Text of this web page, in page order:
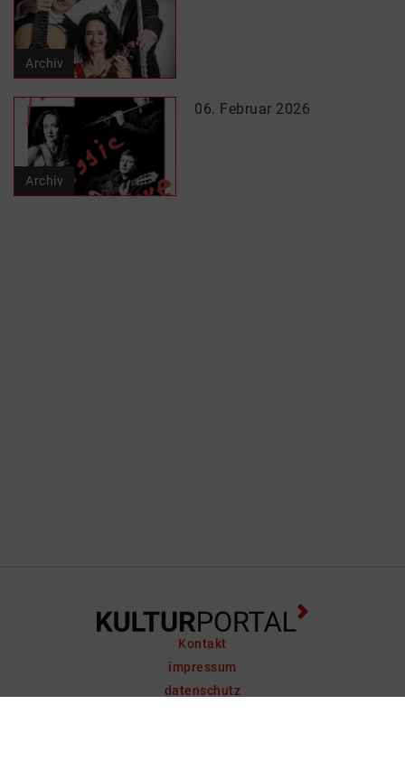
Archiv
Archiv
06. Februar 2026
Kontakt
impressum
datenschutz